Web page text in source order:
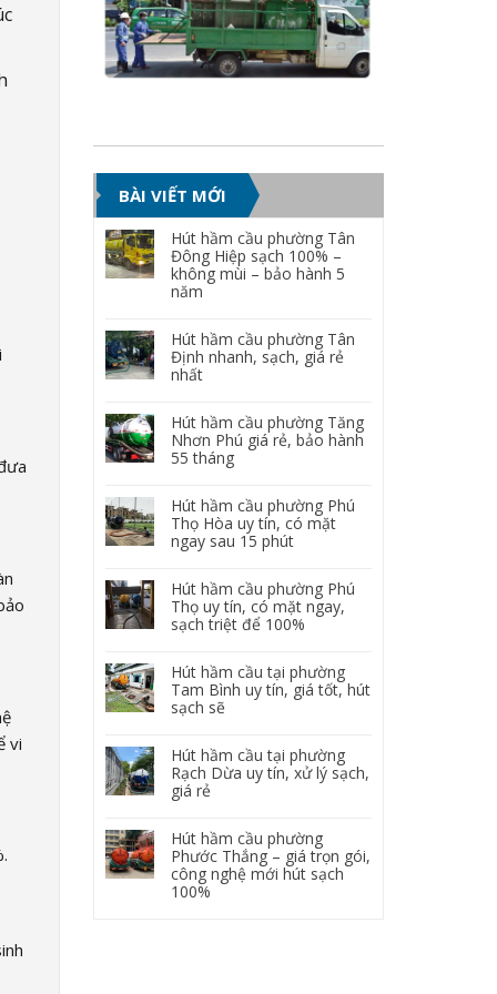
vi
BÀI VIẾT MỚI
Hút hầm cầu phường Tân
Đông Hiệp sạch 100% –
không mùi – bảo hành 5
năm
Hút hầm cầu phường Tân
Định nhanh, sạch, giá rẻ
nhất
Hút hầm cầu phường Tăng
Nhơn Phú giá rẻ, bảo hành
55 tháng
Hút hầm cầu phường Phú
Thọ Hòa uy tín, có mặt
ngay sau 15 phút
Hút hầm cầu phường Phú
Thọ uy tín, có mặt ngay,
sạch triệt để 100%
Hút hầm cầu tại phường
Tam Bình uy tín, giá tốt, hút
sạch sẽ
Hút hầm cầu tại phường
Rạch Dừa uy tín, xử lý sạch,
giá rẻ
Hút hầm cầu phường
Phước Thắng – giá trọn gói,
công nghệ mới hút sạch
100%